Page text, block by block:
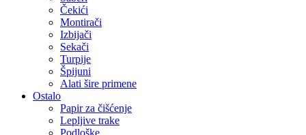
Čekići
Montirači
Izbijači
Sekači
Turpije
Špijuni
Alati šire primene
Ostalo
Papir za čišćenje
Lepljive trake
Podloške